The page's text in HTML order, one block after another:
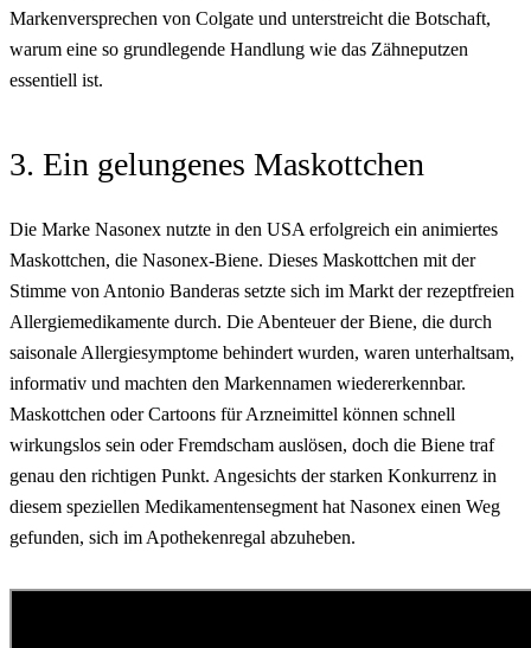
Markenversprechen von Colgate und unterstreicht die Botschaft,
warum eine so grundlegende Handlung wie das Zähneputzen
essentiell ist.
3. Ein gelungenes Maskottchen
Die Marke Nasonex nutzte in den USA erfolgreich ein animiertes
Maskottchen, die Nasonex-Biene. Dieses Maskottchen mit der
Stimme von Antonio Banderas setzte sich im Markt der rezeptfreien
Allergiemedikamente durch. Die Abenteuer der Biene, die durch
saisonale Allergiesymptome behindert wurden, waren unterhaltsam,
informativ und machten den Markennamen wiedererkennbar.
Maskottchen oder Cartoons für Arzneimittel können schnell
wirkungslos sein oder Fremdscham auslösen, doch die Biene traf
genau den richtigen Punkt. Angesichts der starken Konkurrenz in
diesem speziellen Medikamentensegment hat Nasonex einen Weg
gefunden, sich im Apothekenregal abzuheben.